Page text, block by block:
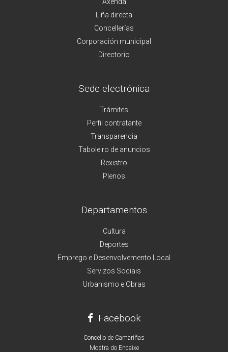
Liña directa
Concellerías
Corporación municipal
Directorio
Sede electrónica
Trámites
Perfil contratante
Transparencia
Taboleiro de anuncios
Rexistro
Plenos
Departamentos
Cultura
Deportes
Emprego e Desenvolvemento Local
Servizos Sociais
Urbanismo e Obras
Facebook
Concello de Camariñas
Mostra do Encaixe